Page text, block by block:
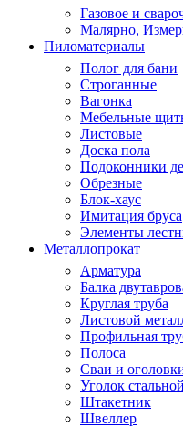
Газовое и
Малярно,
Пиломатериалы
Полог для бани
Строганные
Вагонка
Мебельные
Листовые
Доска пола
Подоконники
Обрезные
Блок-хаус
Имитация бруса
Элементы
Металлопрокат
Арматура
Балка
Круглая труба
Листовой
Профильная
Полоса
Сваи и
Уголок стальной
Штакетник
Швеллер